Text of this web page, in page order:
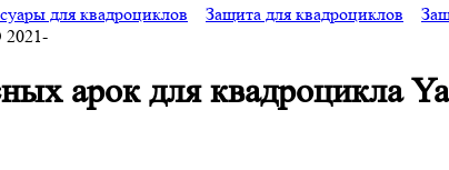
для квадроциклов Защита для квадроциклов
2021-
арок для квадроцикла